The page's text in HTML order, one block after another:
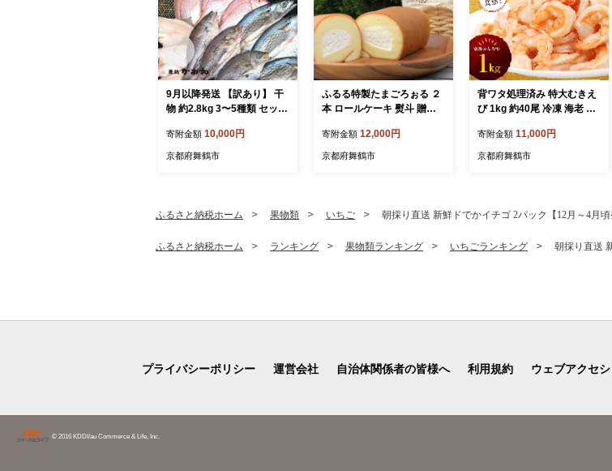
9月以降発送 【訳あり】 干
物 約2.8kg 3〜5種類 セット
レイ あじ サバ イサキ トビ
ウオ 鯛 タイ ひもの 不揃い
凍 規格外 不揃い わけあり
寄附金額 10,000円
京都府舞鶴市
ふるる特製たまごろぉる ２
本 ロールケーキ 熨斗 贈答
冷凍 スイーツ 洋菓子 お菓
子 ケーキ 生クリーム セッ
寄附金額 12,000円
京都府舞鶴市
背ワタ処理済み 特大むきえ
び 1kg 約40尾 冷凍 海老 エ
むき身 海鮮 魚介 背ワタな
し 下処理済み 下ごしらえ不
フライ 天ぷら 1キロ 舞鶴 京
寄附金額 11,000円
京都府舞鶴市
ふるさと納税ホーム 果物類 いちご 朝採り直送 新鮮ドでかイチゴ 2パック【12月～4月
ふるさと納税ホーム ランキング 果物類ランキング いちごランキング 朝採り直送
プライバシーポリシー 運営会社 自治体関係者の皆様へ 利用規約 ウェブアクセ
© 2016 KDDI/au Commerce & Life, Inc.